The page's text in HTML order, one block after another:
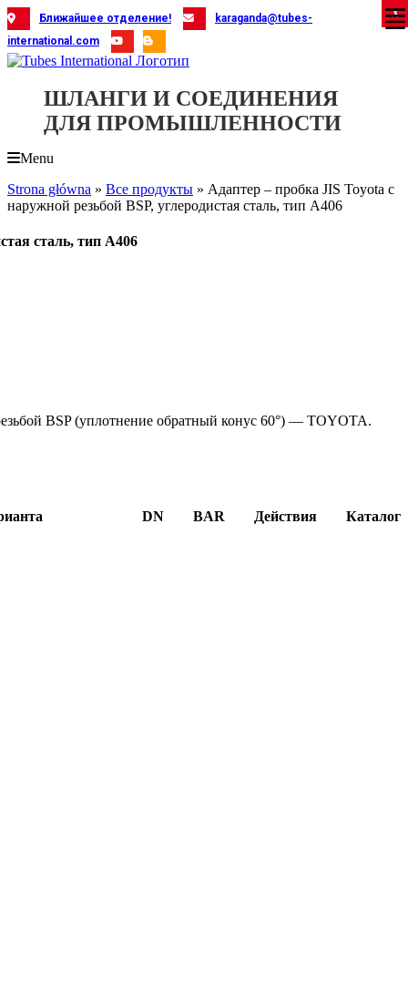
Skip
to
content
Ближайшее отделение!
karaganda@tubes-
international.com
ШЛАНГИ И СОЕДИНЕНИЯ
ДЛЯ ПРОМЫШЛЕННОСТИ
Menu
Strona główna » Все продукты » Адаптер – пробка JIS Toyota с
наружной резьбой BSP, углеродистая сталь, тип A406
сталь, тип A406
BSP (уплотнение обратный конус 60°) — TOYOTA.
DN BAR Действия Каталог
X
X
X
X
X
X
X
X
X
X
X
X
X
X
X
X
X
X
X